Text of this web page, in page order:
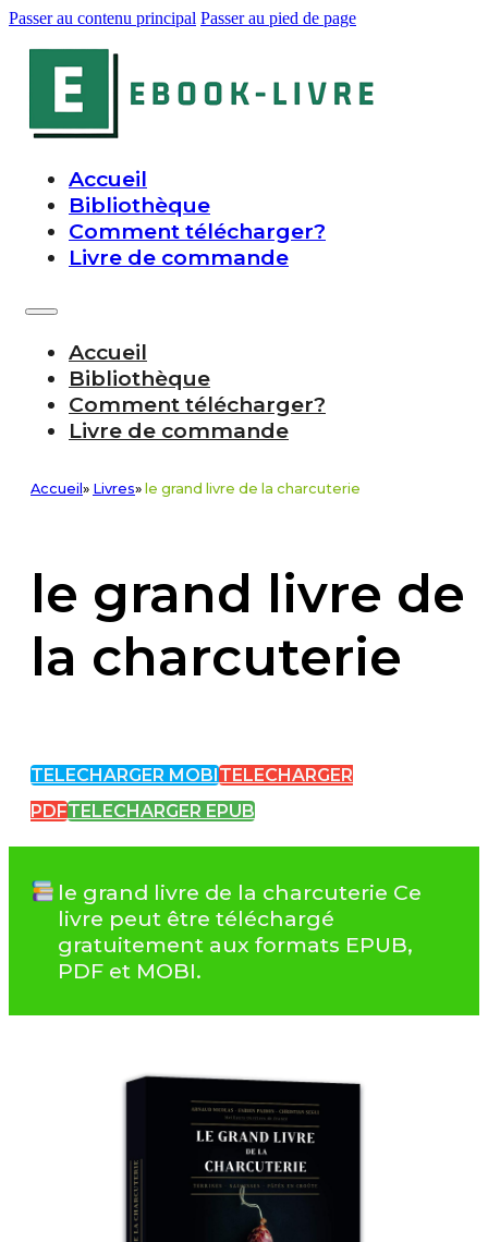
Passer au contenu principal Passer au pied de page
Accueil
Bibliothèque
Comment télécharger?
Livre de commande
Accueil
Bibliothèque
Comment télécharger?
Livre de commande
Accueil » Livres» le grand livre de la charcuterie
le grand livre de
la charcuterie
TELECHARGER MOBI TELECHARGER
PDFTELECHARGER EPUB
le grand livre de la charcuterie Ce
livre peut être téléchargé
gratuitement aux formats EPUB,
PDF et MOBI.